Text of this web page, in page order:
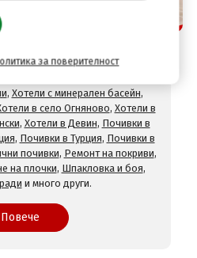
нас
онлайн сайт
услуги с отстъпки
, Хотели с минерален басейн,
в село Огняново, Хотели в
, Хотели в Девин, Почивки в
, Почивки в Турция, Почивки в
почивки, Ремонт на покриви,
на плочки, Шпакловка и боя,
и много други.
Повече
за поверителност